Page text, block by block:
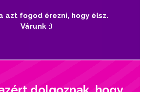
azt fogod érezni, hogy élsz.
Várunk :)